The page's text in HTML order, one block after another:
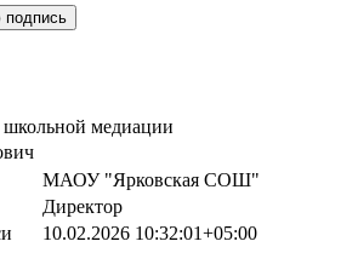
медиации
МАОУ "Ярковская СОШ"
Директор
10.02.2026 10:32:01+05:00